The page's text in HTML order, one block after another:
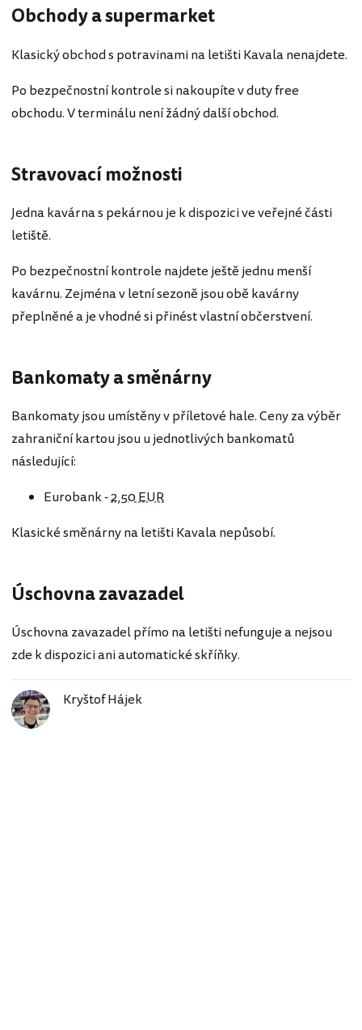
Obchody a supermarket
Klasický obchod s potravinami na letišti Kavala nenajdete.
Po bezpečnostní kontrole si nakoupíte v duty free
obchodu. V terminálu není žádný další obchod.
Stravovací možnosti
Jedna kavárna s pekárnou je k dispozici ve veřejné části
letiště.
Po bezpečnostní kontrole najdete ještě jednu menší
kavárnu. Zejména v letní sezoně jsou obě kavárny
přeplněné a je vhodné si přinést vlastní občerstvení.
Bankomaty a směnárny
Bankomaty jsou umístěny v příletové hale. Ceny za výběr
zahraniční kartou jsou u jednotlivých bankomatů
následující:
Eurobank -2,50 EUR
Klasické směnárny na letišti Kavala nepůsobí.
Úschovna zavazadel
Úschovna zavazadel přímo na letišti nefunguje a nejsou
zde k dispozici ani automatické skříňky.
Kryštof Hájek